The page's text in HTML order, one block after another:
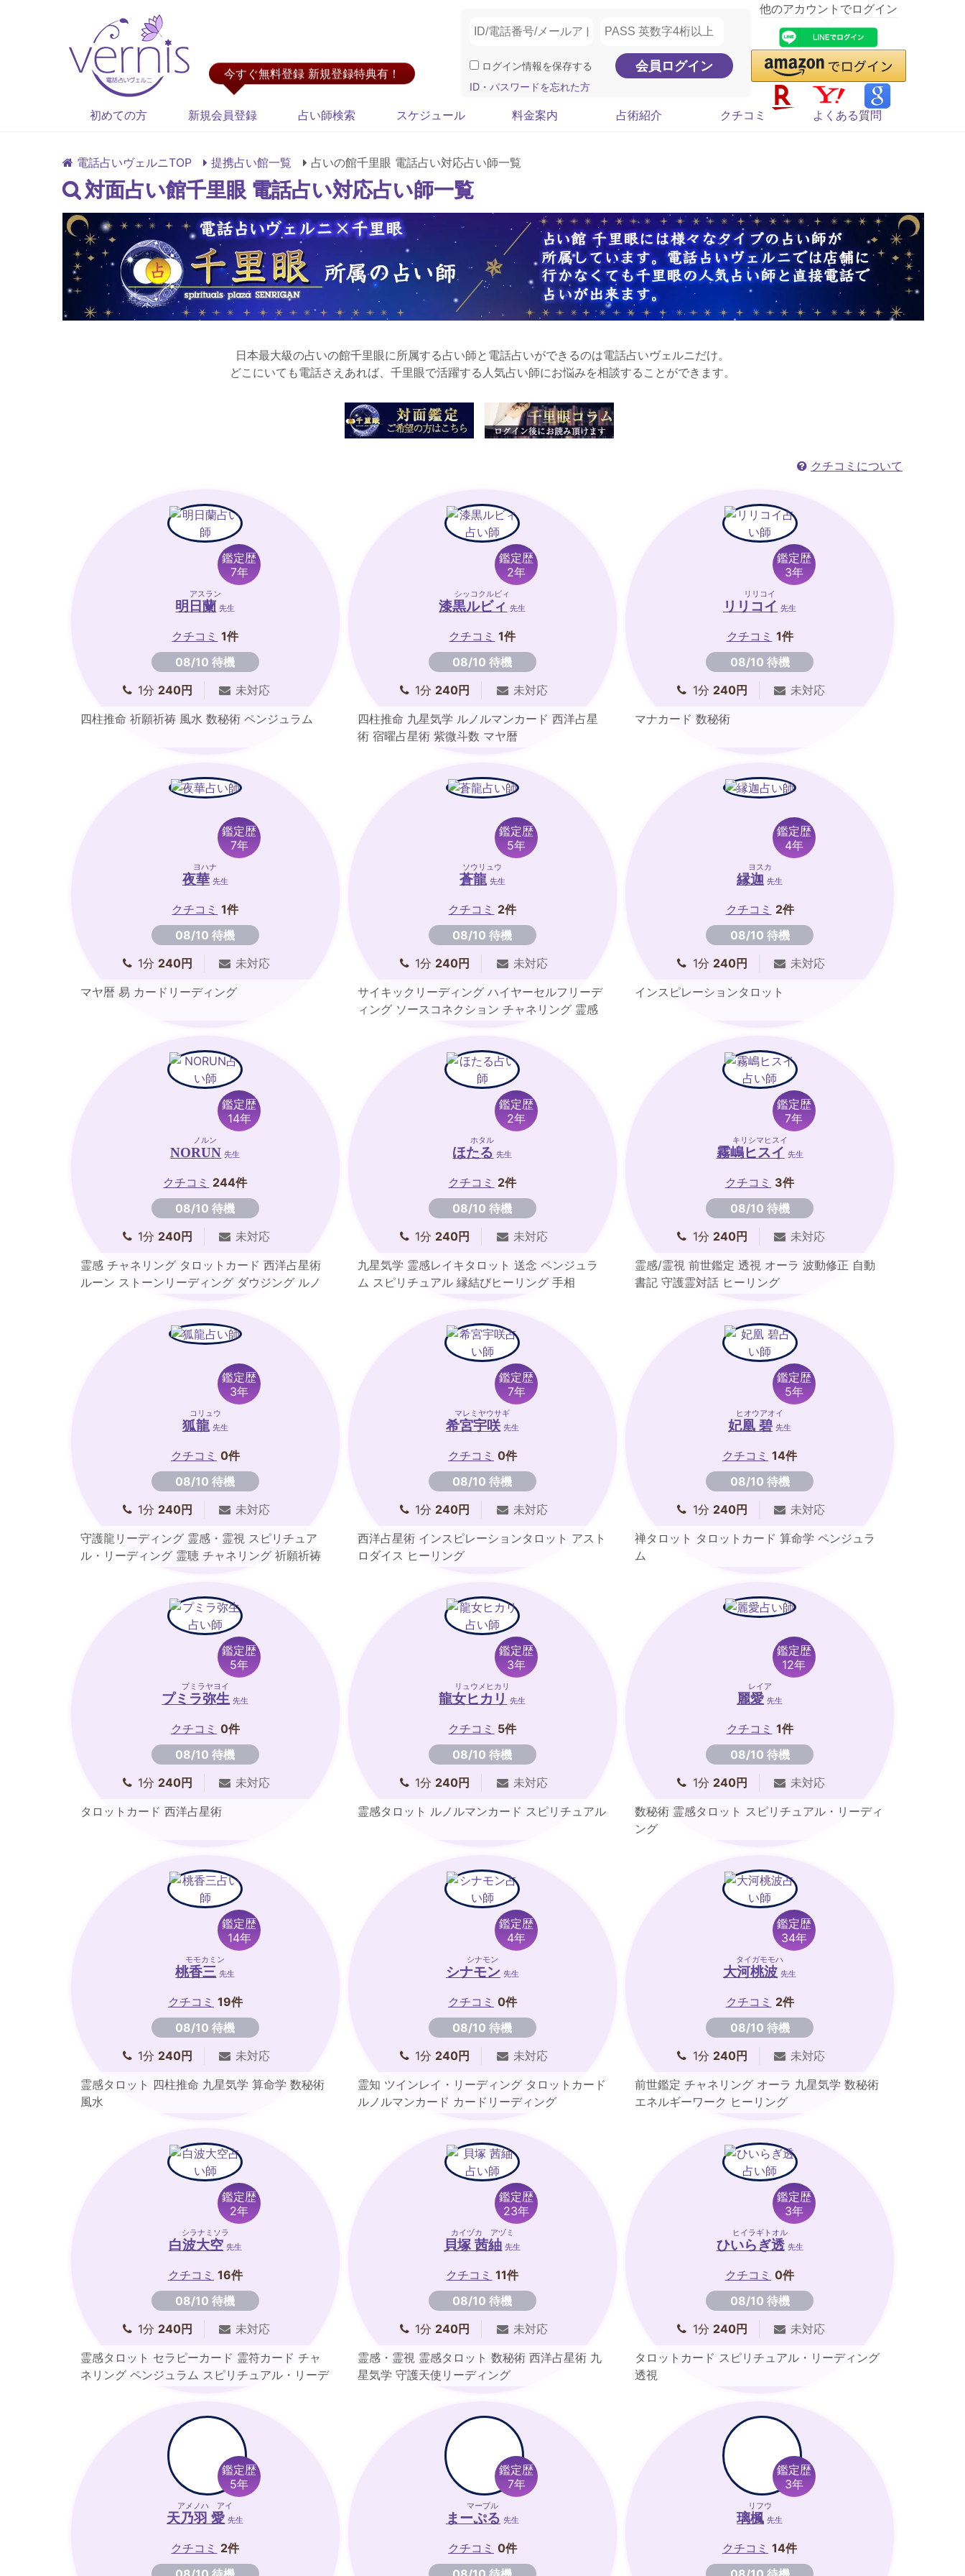
今すぐ無料登録 新規登録特典有！
ログイン情報を保存する
ID・パスワードを忘れた方
他のアカウントでログイン
初めての方 新規会員登録 占い師検索 スケジュール 料金案内 占術紹介 クチコミ よくある質問
電話占いヴェルニTOP 提携占い館一覧 占いの館千里眼 電話占い対応占い師一覧
対面占い館千里眼 電話占い対応占い師一覧
日本最大級の占いの館千里眼に所属する占い師と電話占いができるのは電話占いヴェルニだけ。
どこにいても電話さえあれば、千里眼で活躍する人気占い師にお悩みを相談することができます。
クチコミについて
鑑定歴
7年
アスラン
明日蘭 先生
クチコミ 1件
08/10 待機
1分 240円
未対応
四柱推命 祈願祈祷 風水 数秘術 ペンジュラム
鑑定歴
2年
シッコクルビィ
漆黒ルビィ 先生
クチコミ 1件
08/10 待機
1分 240円
未対応
四柱推命 九星気学 ルノルマンカード 西洋占星
術 宿曜占星術 紫微斗数 マヤ暦
鑑定歴
3年
リリコイ
リリコイ 先生
クチコミ 1件
08/10 待機
1分 240円
未対応
マナカード 数秘術
鑑定歴
7年
ヨハナ
夜華 先生
クチコミ 1件
08/10 待機
1分 240円
未対応
マヤ暦 易 カードリーディング
鑑定歴
5年
ソウリュウ
蒼龍 先生
クチコミ 2件
08/10 待機
1分 240円
未対応
サイキックリーディング ハイヤーセルフリーデ
ィング ソースコネクション チャネリング 霊感
鑑定歴
4年
ヨスカ
縁迦 先生
クチコミ 2件
08/10 待機
1分 240円
未対応
インスピレーションタロット
鑑定歴
14年
ノルン
NORUN 先生
クチコミ 244件
08/10 待機
1分 240円
未対応
霊感 チャネリング タロットカード 西洋占星術
ルーン ストーンリーディング ダウジング ルノ
鑑定歴
2年
ホタル
ほたる 先生
クチコミ 2件
08/10 待機
1分 240円
未対応
九星気学 霊感レイキタロット 送念 ペンジュラ
ム スピリチュアル 縁結びヒーリング 手相
鑑定歴
7年
キリシマヒスイ
霧嶋ヒスイ 先生
クチコミ 3件
08/10 待機
1分 240円
未対応
霊感/霊視 前世鑑定 透視 オーラ 波動修正 自動
書記 守護霊対話 ヒーリング
鑑定歴
3年
コリュウ
狐龍 先生
クチコミ 0件
08/10 待機
1分 240円
未対応
守護龍リーディング 霊感・霊視 スピリチュア
ル・リーディング 霊聴 チャネリング 祈願祈祷
鑑定歴
7年
マレミヤウサギ
希宮宇咲 先生
クチコミ 0件
08/10 待機
1分 240円
未対応
西洋占星術 インスピレーションタロット アスト
ロダイス ヒーリング
鑑定歴
5年
ヒオウアオイ
妃凰 碧 先生
クチコミ 14件
08/10 待機
1分 240円
未対応
禅タロット タロットカード 算命学 ペンジュラ
ム
鑑定歴
5年
プミラヤヨイ
プミラ弥生 先生
クチコミ 0件
08/10 待機
1分 240円
未対応
タロットカード 西洋占星術
鑑定歴
3年
リュウメヒカリ
龍女ヒカリ 先生
クチコミ 5件
08/10 待機
1分 240円
未対応
霊感タロット ルノルマンカード スピリチュアル
鑑定歴
12年
レイア
麗愛 先生
クチコミ 1件
08/10 待機
1分 240円
未対応
数秘術 霊感タロット スピリチュアル・リーディ
ング
鑑定歴
14年
モモカミン
桃香三 先生
クチコミ 19件
08/10 待機
1分 240円
未対応
霊感タロット 四柱推命 九星気学 算命学 数秘術
風水
鑑定歴
4年
シナモン
シナモン 先生
クチコミ 0件
08/10 待機
1分 240円
未対応
霊知 ツインレイ・リーディング タロットカード
ルノルマンカード カードリーディング
鑑定歴
34年
タイガモモハ
大河桃波 先生
クチコミ 2件
08/10 待機
1分 240円
未対応
前世鑑定 チャネリング オーラ 九星気学 数秘術
エネルギーワーク ヒーリング
鑑定歴
2年
シラナミソラ
白波大空 先生
クチコミ 16件
08/10 待機
1分 240円
未対応
霊感タロット セラピーカード 霊符カード チャ
ネリング ペンジュラム スピリチュアル・リーデ
鑑定歴
23年
カイヅカ アヅミ
貝塚 茜紬 先生
クチコミ 11件
08/10 待機
1分 240円
未対応
霊感・霊視 霊感タロット 数秘術 西洋占星術 九
星気学 守護天使リーディング
鑑定歴
3年
ヒイラギトオル
ひいらぎ透 先生
クチコミ 0件
08/10 待機
1分 240円
未対応
タロットカード スピリチュアル・リーディング
透視
鑑定歴
5年
アメノハ アイ
天乃羽 愛 先生
クチコミ 2件
鑑定歴
7年
マープル
まーぷる 先生
クチコミ 0件
鑑定歴
3年
リフウ
璃楓 先生
クチコミ 14件